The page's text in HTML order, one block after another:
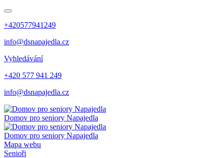
+420577941249
info@dsnapajedla.cz
Vyhledávání
+420 577 941 249
info@dsnapajedla.cz
Domov pro seniory Napajedla
Domov pro seniory Napajedla
Mapa webu
Senioři